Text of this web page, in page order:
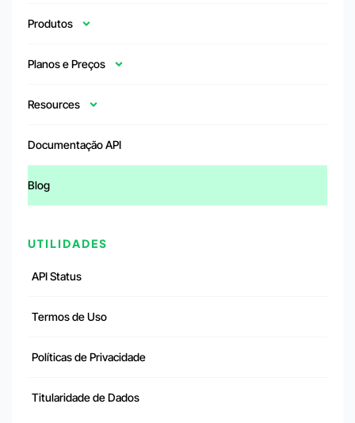
Produtos
Planos e Preços
Resources
Documentação API
Blog
UTILIDADES
API Status
Termos de Uso
Políticas de Privacidade
Titularidade de Dados